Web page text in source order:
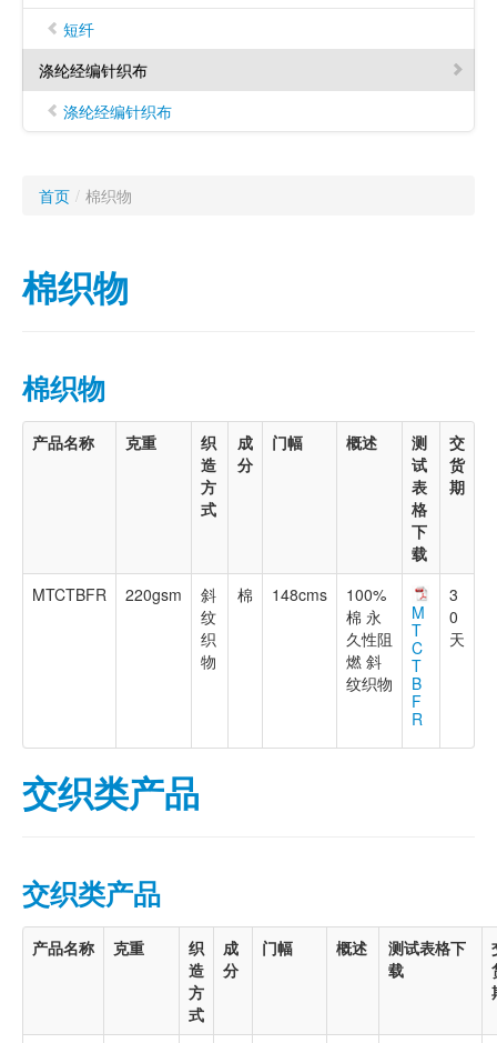
短纤
涤纶经编针织布
涤纶经编针织布
首页 / 棉织物
棉织物
棉织物
产品名称 克重
织
造
方
式
成
分
门幅 概述
测
试
表
格
下
载
交
货
期
MTCTBFR 220gsm
斜
纹
织
物
棉 148cms
100%
棉 永
久性阻
燃 斜
纹织物
M
T
C
T
B
F
R
3
0
天
交织类产品
交织类产品
产品名称 克重
织
造
方
式
成
分
门幅 概述
测试表格下
载